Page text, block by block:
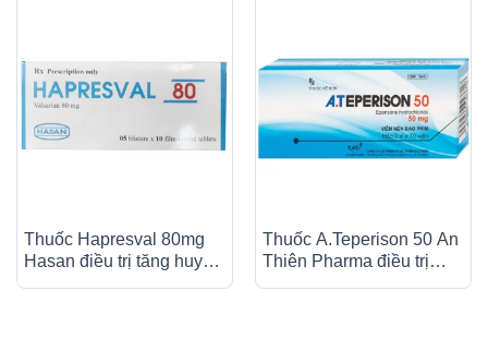
Thuốc Hapresval 80mg
Hasan điều trị tăng huyết
Thuốc A.Teperison 50 An
Thiên Pharma điều trị